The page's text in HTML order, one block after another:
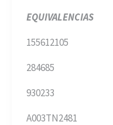
EQUIVALENCIAS
155612105
284685
930233
A003TN2481